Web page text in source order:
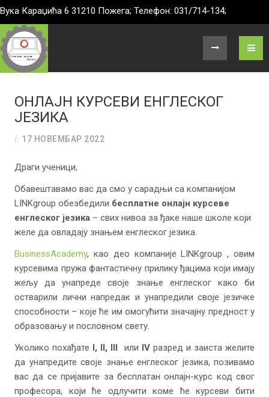
Вука Караџића 6 31210 Пожега; Телефон: 031/714-134;
ОНЛАЈН КУРСЕВИ ЕНГЛЕСКОГ
ЈЕЗИКА
17 НОВЕМБАР 2022
Драги ученици,
Обавештавамо вас да смо у сарадњи са компанијом
LINKgroup обезбедили бесплатне онлајн курсеве
енглеског језика – свих нивоа за ђаке наше школе који
желе да овладају знањем енглеског језика.
BusinessAcademy, као део компаније LINKgroup , овим
курсевима пружа фантастичну прилику ђацима који имају
жељу да унапреде своје знање енглеског како би
остварили лични напредак и унапредили своје језичке
способности – које ће им омогућити значајну предност у
образовању и пословном свету.
Уколико похађате I, II, III или IVразред и заиста желите
да унапредите своје знање енглеског језика, позивамо
вас да се пријавите за бесплатан онлајн-курс код свог
професора, који ће одлучити коме ће курсеви бити